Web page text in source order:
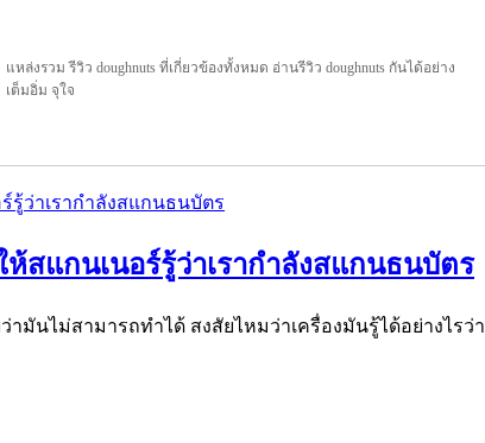
แหล่งรวม รีวิว doughnuts ที่เกี่ยวข้องทั้งหมด อ่านรีวิว doughnuts กันได้อย่าง
เต็มอิ่ม จุใจ
สแกนเนอร์รู้ว่าเรากำลังสแกนธนบัตร
มันไม่สามารถทำได้ สงสัยไหมว่าเครื่องมันรู้ได้อย่างไรว่า